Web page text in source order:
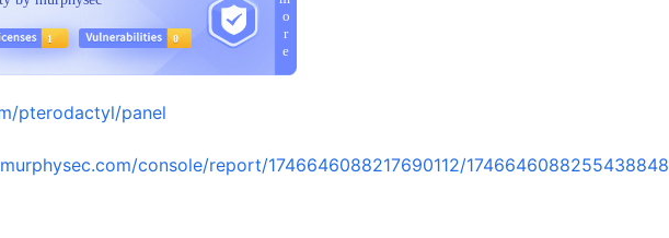
pterodactyl/panel
console/report/1746646088217690112/1746646088255438848